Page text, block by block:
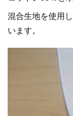
混合生地を使用
います。